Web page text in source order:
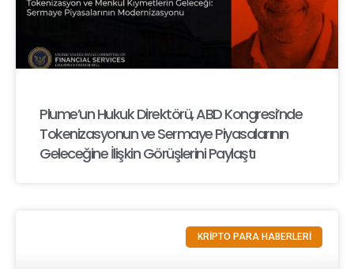
Plume’un Hukuk Direktörü, ABD Kongresi’nde
Tokenizasyonun ve Sermaye Piyasalarının
Geleceğine İlişkin Görüşlerini Paylaştı
KRİPTO PARA HABERLERİ